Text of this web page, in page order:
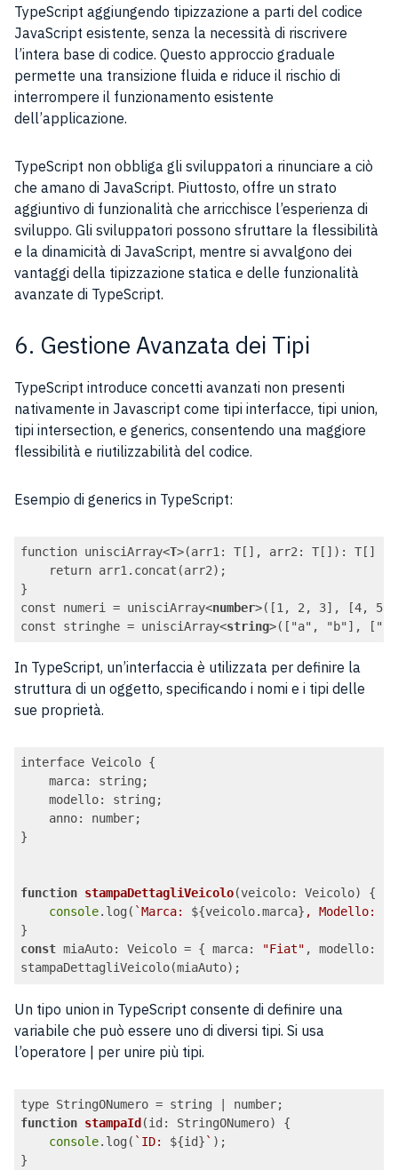
TypeScript aggiungendo tipizzazione a parti del codice
JavaScript esistente, senza la necessità di riscrivere
l’intera base di codice. Questo approccio graduale
permette una transizione fluida e riduce il rischio di
interrompere il funzionamento esistente
dell’applicazione.
TypeScript non obbliga gli sviluppatori a rinunciare a ciò
che amano di JavaScript. Piuttosto, offre un strato
aggiuntivo di funzionalità che arricchisce l’esperienza di
sviluppo. Gli sviluppatori possono sfruttare la flessibilità
e la dinamicità di JavaScript, mentre si avvalgono dei
vantaggi della tipizzazione statica e delle funzionalità
avanzate di TypeScript.
6. Gestione Avanzata dei Tipi
TypeScript introduce concetti avanzati non presenti
nativamente in Javascript come tipi interfacce, tipi union,
tipi intersection, e generics, consentendo una maggiore
flessibilità e riutilizzabilità del codice.
Esempio di generics in TypeScript:
function unisciArray<T>(arr1: T[], arr2: T[]): T[] {
    return arr1.concat(arr2);
}
const numeri = unisciArray<number>([1, 2, 3], [4, 5,
const stringhe = unisciArray<string>
In TypeScript, un’interfaccia è utilizzata per definire la
struttura di un oggetto, specificando i nomi e i tipi delle
sue proprietà.
interface Veicolo {
marca: string;
    modello: string;
    anno: number;
}
function stampaDettagliVeicolo(veicolo: Veicolo) {
console.log( `Marca: ${veicolo.marca} , Modello:
const miaAuto: Veicolo = { marca: "Fiat" , modello:
Un tipo union in TypeScript consente di definire una
variabile che può essere uno di diversi tipi. Si usa
l’operatore | per unire più tipi.
function stampaId (id: StringONumero) {
console.log( `ID: ${id} ` );
}